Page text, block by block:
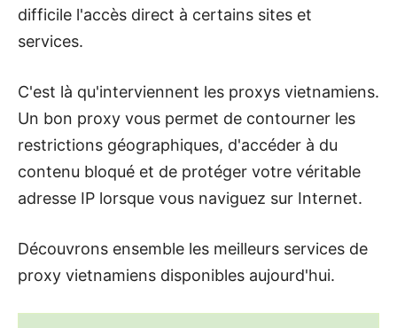
difficile l'accès direct à certains sites et
services.
C'est là qu'interviennent les proxys vietnamiens.
Un bon proxy vous permet de contourner les
restrictions géographiques, d'accéder à du
contenu bloqué et de protéger votre véritable
adresse IP lorsque vous naviguez sur Internet.
Découvrons ensemble les meilleurs services de
proxy vietnamiens disponibles aujourd'hui.